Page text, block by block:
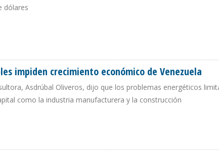
dólares
impiden crecimiento económico de Venezuela
Asdrúbal Oliveros, dijo que los problemas energéticos
como la industria manufacturera y la construcción